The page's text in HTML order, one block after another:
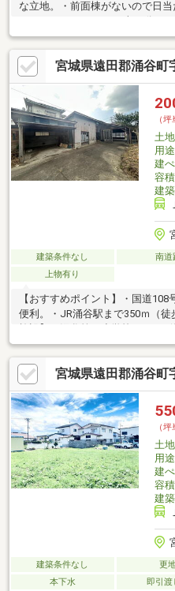
な立地。・前面棟がないので日
ミリーマート7200ｍ（車15分）
（車22分）・イオンスーパーセ
宮城県遠田郡涌谷町
（坪
土
用
建
容
建
建築条件なし 南道
上物有り
【おすすめポイント】・国道
便利。・JR涌谷駅まで350ｍ（徒
（徒歩22分）・モンマートもが
ニマル涌谷店1000ｍ（徒歩13分
分）・東泉堂病院550ｍ（徒歩7
宮城県遠田郡涌谷町
（坪
土
用
建
容
建
建築条件なし 更
本下水
即引渡